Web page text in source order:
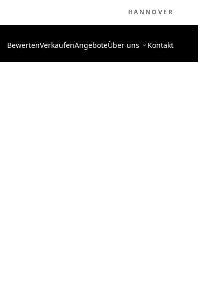
HANNOVER
BewertenVerkaufenAngeboteÜber uns Kontakt